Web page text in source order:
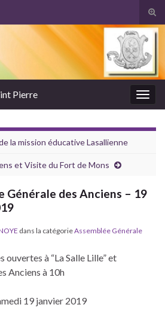
Pierre
la mission éducative Lasallienne
et Visite du Fort de Mons
Générale des Anciens – 19
dans la catégorieAssemblée Générale
ouvertes à “La Salle Lille” et
Anciens à 10h
19 janvier 2019